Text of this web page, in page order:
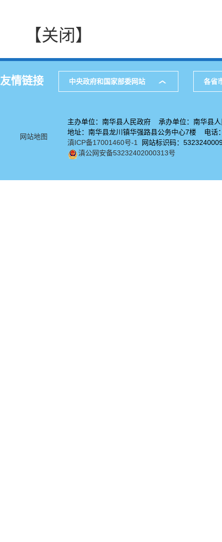
【关闭】
友情链接 中央政府和国家部委网站 各省
网站地图
主办单位：南华县人民政府 承办单位：南华县人
地址：南华县龙川镇华强路县公务中心7楼 电
滇ICP备17001460号-1
网站标识码：
滇公网安备53232402000313号